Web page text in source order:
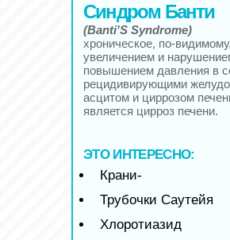
Синдром Банти
(Banti'S Syndrome)
хроническое, по-
увеличением и
повышением давления в
рецидивирующими
асцитом и циррозом
является цирроз печени.
ЭТО ИНТЕРЕСНО:
Крани-
Трубочки Саутейя
Хлоротиазид